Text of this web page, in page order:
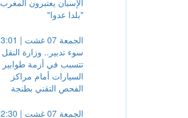
الإسبان يعتبرون المغرب
الجمعة 07 غشت | 23:01
سوء تدبير.. وزارة النقل
تتسبب في أزمة طوابير
السيارات أمام مراكز